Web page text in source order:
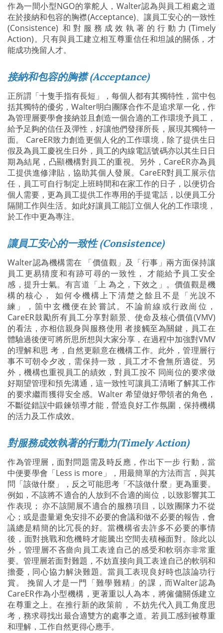
作為一間小型NGO的掌舵人，Walter認為與員工相處之道
在於接納和包容的胸襟(Acceptance)、讓員工安心的一致性
(Consistence) 和對服務成效執著的行動力(Timely
Action)。只有與員工建立相互尊重信任和坦誠的關係，才
能成功挽留人才。
接納和包容的胸襟 (Acceptance)
正所謂「十隻手指有長短」，每個人都有其獨特性，當中包
括其獨特的優劣，Walter明白團隊合作不是追求單一化，作
為管理層要學會接納並且創造一個合適的工作環境予員工，
給予足夠的信任及彈性，好讓他們發揮所長，展現其獨特一
面。 CareER致力創造更個人化的工作環境，除了提供生日
假及為員工慶祝生日外，員工的內線電話號碼亦以其生日日
期為結尾，凸顯機構對員工的重視。另外，CareER亦為員
工提供進修津貼，協助其個人發展。CareER對員工展示信
任，員工可自行制定上班時間和在家工作的日子，以便切合
個人需要，更為員工提供工作專用的手提電話，以便員工分
隔開工作與生活。如此好讓員工能訂立個人化的工作環境，
於工作中更為專注。
讓員工安心的一致性 (Consistence)
Walter認為機構需在 「價值觀」及「行事」兩方面保持讓
員工更易猜度和有跡可尋的一致性， 才能給予員工安全
感，提升士氣。有言道「上 為之，下效之」。價值觀是機
構的核心， 如何令機構上下清楚之餘且不是「光說不
練」，箇中玄機便在於嘗試。不論前線或行政崗位，
CareER鼓勵所有員工分享對願景、使命及核心價值(VMV)
的看法，亦相信親身與服務使用 者接觸至為關鍵，員工在
體驗過後便可將所思所想與大家分享，在過程中加強對VMV
的理解和思 考，自然更願意在機構工作。此外，管理層行
事不可朝令夕改，需保持一致，員工才不會無所適從。另
外，機構也重視員工的績效，對員工按不 同崗位的要求做
好期望管理和預先溝通，這一致性可讓員工清晰了解其工作
的要求繼而獲得安全感。Walter 希望做好帶領者的角色，
不斷從錯誤中鍛鍊領導才能，營造良好工作氛圍，保持機構
的活力及工作成效。
對服務成效執著的行動力(Timely Action)
作為管理層，面對問題需及時反應，作出下一步 行動，當
中便要學會「Less is more」，用最簡單的方法而言，與其
問「該做什麼」，反之可能思考「不該做什麼」更為重要。
例如，不該將不適合的人放到不合適的崗位，以致影響其工
作表現； 亦不該開展不適合的服務項目，以致團隊力不從
心；或是盡量避免安排不必要的會議和做不必要的報告，會
議總是精簡的比冗長的好。當機構省去許多不必要的事情
後，面對挑戰和危機時才能騰出空間去積極面對。除此以
外，管理層不吝嗇向員工表達自己的感受和軟弱亦非常重
要。管理層若面對難題，不妨直接向員工表達自己的軟弱和
擔憂，同心協力解決難題。當員工表現良好時也該論功行
賞。 挽留人才是一門「難學難精」的課，而Walter認為
CareER作為小型機構，更著重以人為本，將僱傭關係建立
在尊重之上。在推行新的政策前， 不妨先代入員工角度思
考，務求尋找出最合適雙方的處事之道。若員工感到被尊重
和理解，工作自然更得心應手。